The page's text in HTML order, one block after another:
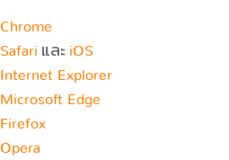
Chrome
Safari และ iOS
Internet Explorer
Microsoft Edge
Firefox
Opera